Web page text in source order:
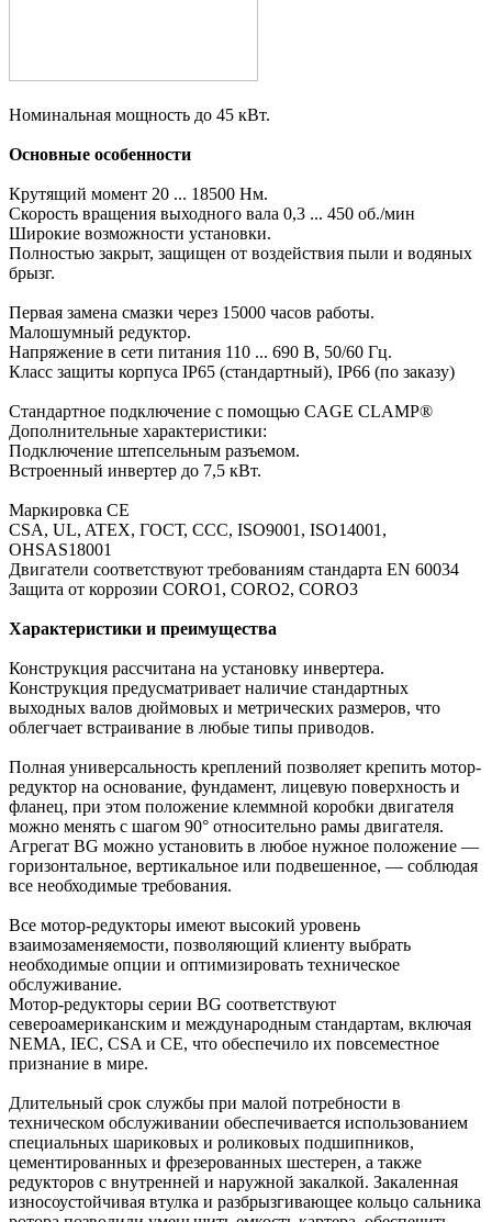
Номинальная мощность до 45 кВт.
Основные особенности
Крутящий момент 20 ... 18500 Нм.
Скорость вращения выходного вала 0,3 ... 450 об./мин
Широкие возможности установки.
Полностью закрыт, защищен от воздействия пыли и водяных
брызг.
Первая замена смазки через 15000 часов работы.
Малошумный редуктор.
Напряжение в сети питания 110 ... 690 В, 50/60 Гц.
Класс защиты корпуса IP65 (стандартный), IP66 (по заказу)
Стандартное подключение с помощью CAGE CLAMP®
Дополнительные характеристики:
Подключение штепсельным разъемом.
Встроенный инвертер до 7,5 кВт.
Маркировка СЕ
CSA, UL, ATEX, ГОСТ, CCC, ISO9001, ISO14001,
OHSAS18001
Двигатели соответствуют требованиям стандарта EN 60034
Защита от коррозии CORO1, CORO2, CORO3
Характеристики и преимущества
Конструкция рассчитана на установку инвертера.
Конструкция предусматривает наличие стандартных
выходных валов дюймовых и метрических размеров, что
облегчает встраивание в любые типы приводов.
Полная универсальность креплений позволяет крепить мотор-
редуктор на основание, фундамент, лицевую поверхность и
фланец, при этом положение клеммной коробки двигателя
можно менять с шагом 90° относительно рамы двигателя.
Агрегат BG можно установить в любое нужное положение —
горизонтальное, вертикальное или подвешенное, — соблюдая
все необходимые требования.
Все мотор-редукторы имеют высокий уровень
взаимозаменяемости, позволяющий клиенту выбрать
необходимые опции и оптимизировать техническое
обслуживание.
Мотор-редукторы серии BG соответствуют
североамериканским и международным стандартам, включая
NEMA, IEC, CSA и CE, что обеспечило их повсеместное
признание в мире.
Длительный срок службы при малой потребности в
техническом обслуживании обеспечивается использованием
специальных шариковых и роликовых подшипников,
цементированных и фрезерованных шестерен, а также
редукторов с внутренней и наружной закалкой. Закаленная
износоустойчивая втулка и разбрызгивающее кольцо сальника